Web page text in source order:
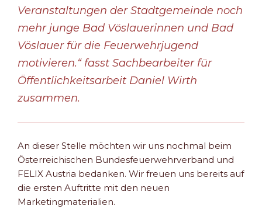
Veranstaltungen der Stadtgemeinde noch
mehr junge Bad Vöslauerinnen und Bad
Vöslauer für die Feuerwehrjugend
motivieren.“ fasst Sachbearbeiter für
Öffentlichkeitsarbeit Daniel Wirth
zusammen.
An dieser Stelle möchten wir uns nochmal beim
Österreichischen Bundesfeuerwehrverband und
FELIX Austria bedanken. Wir freuen uns bereits auf
die ersten Auftritte mit den neuen
Marketingmaterialien.